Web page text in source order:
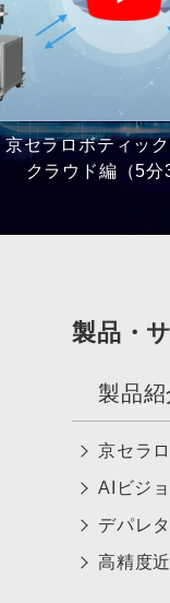
京セラロボティッ
クラウド編（5分
製品・
製品紹
京セラ
AIビジ
デパレ
高精度